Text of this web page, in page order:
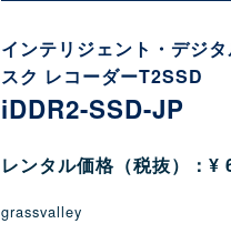
インテリジェント・デジタ
スク レコーダーT2SSD
iDDR2-SSD-JP
レンタル価格（税抜）：¥
grassvalley